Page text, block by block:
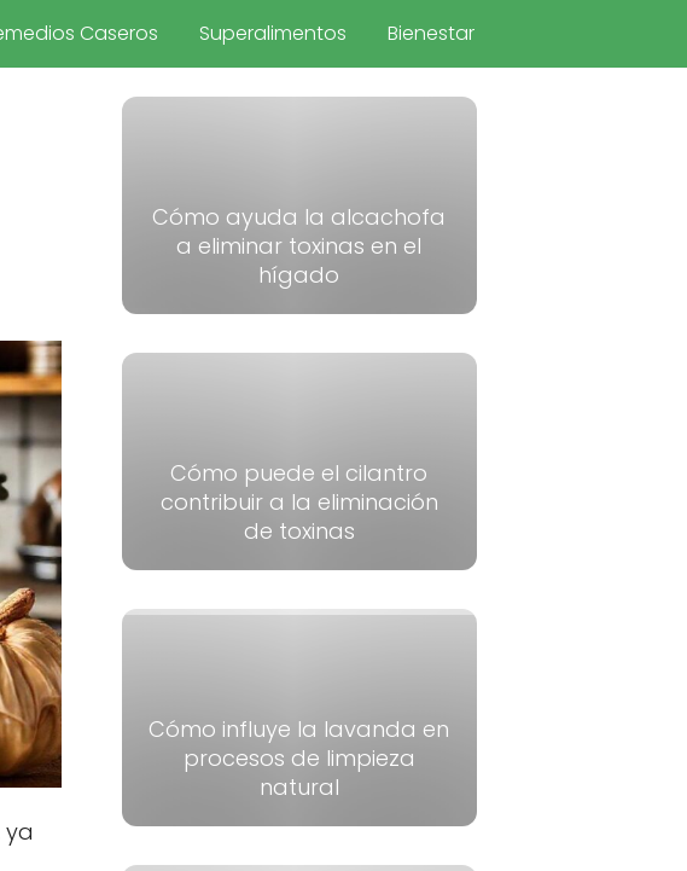
Caseros Superalimentos Bienestar
Cómo ayuda la alcachofa
a eliminar toxinas en el
hígado
Cómo puede el cilantro
contribuir a la eliminación
de toxinas
Cómo influye la lavanda en
procesos de limpieza
natural